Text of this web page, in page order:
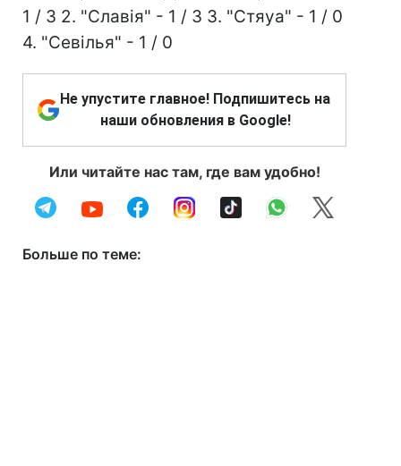
1 / 3 2. "Славія" - 1 / 3 3. "Стяуа" - 1 / 0
4. "Севілья" - 1 / 0
Не упустите главное! Подпишитесь на
наши обновления в Google!
Или читайте нас там, где вам удобно!
Больше по теме: